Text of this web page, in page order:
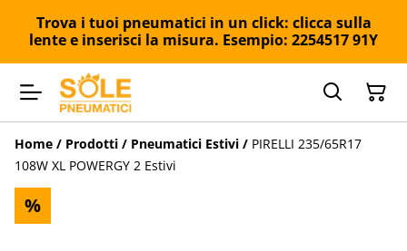
Trova i tuoi pneumatici in un click: clicca sulla
lente e inserisci la misura. Esempio: 2254517 91Y
Home / Prodotti / Pneumatici Estivi / PIRELLI 235/65R17
108W XL POWERGY 2 Estivi
%